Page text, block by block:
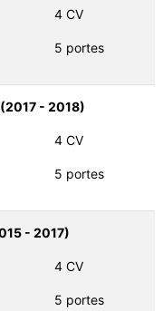
4 CV
5 portes
(2017 - 2018)
4 CV
5 portes
- 2017)
4 CV
5 portes